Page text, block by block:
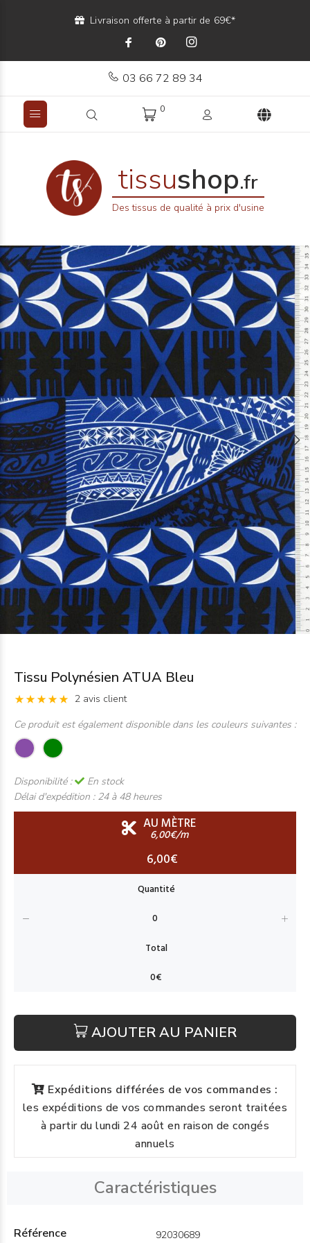
Livraison offerte à partir de 69€*
03 66 72 89 34
0
tissushop.fr
Des tissus de qualité à prix d'usine
Tissu Polynésien ATUA Bleu
2 avis client
Ce produit est également disponible dans les couleurs suivantes :
Disponibilité :
En stock
Délai d'expédition : 24 à 48 heures
AU MÈTRE
6,00€/m
6,00€
AJOUTER AU PANIER
Expéditions différées de vos commandes :
les expéditions de vos commandes seront traitées
à partir du lundi 24 août en raison de congés
annuels
Caractéristiques
Référence 92030689